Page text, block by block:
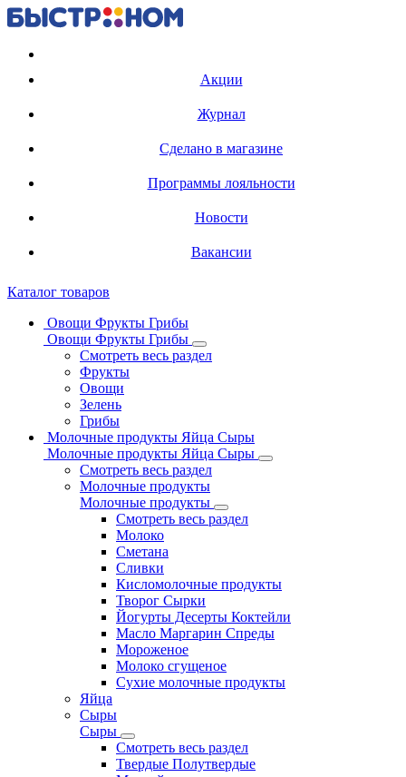
Акции
Журнал
Сделано в магазине
Программы лояльности
Новости
Вакансии
Каталог товаров
Овощи Фрукты Грибы
Овощи Фрукты Грибы
Смотреть весь раздел
Фрукты
Овощи
Зелень
Грибы
Молочные продукты Яйца Сыры
Молочные продукты Яйца Сыры
Смотреть весь раздел
Молочные продукты
Молочные продукты
Смотреть весь раздел
Молоко
Сметана
Сливки
Кисломолочные продукты
Творог Сырки
Йогурты Десерты Коктейли
Масло Маргарин Спреды
Мороженое
Молоко сгущеное
Сухие молочные продукты
Яйца
Сыры
Сыры
Смотреть весь раздел
Твердые Полутвердые